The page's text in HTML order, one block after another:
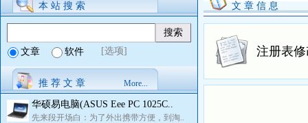
本 站 搜 索
文章 软件 [选项]
推 荐 文 章 More...
华硕易电脑(ASUS Eee PC 1025C..
先来段开场白：为了外出携带方便，到淘..
文 章 信 息
注册表